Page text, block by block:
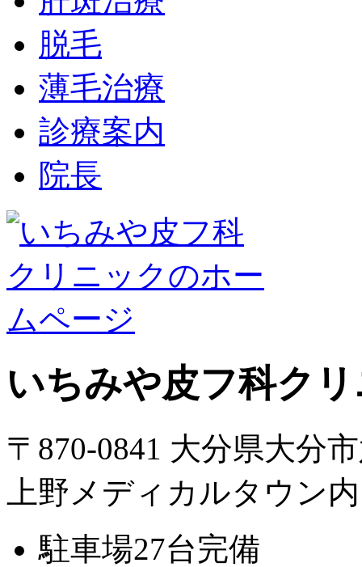
脱毛
薄毛治療
診療案内
院長
いちみや皮フ科ク
〒870-0841 大分県大分
上野メディカルタウン内
駐車場27台完備